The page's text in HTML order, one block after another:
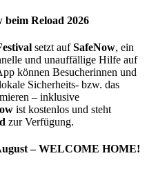
beim Reload 2026
setzt auf SafeNow, ein
und unauffällige Hilfe auf
können Besucherinnen und
Sicherheits- bzw. das
– inklusive
ist kostenlos und steht
zur Verfügung.
– WELCOME HOME!